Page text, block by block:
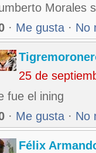
Morales
· Me gusta · No
25 de
fue el ining
· Me gusta · No
Félix